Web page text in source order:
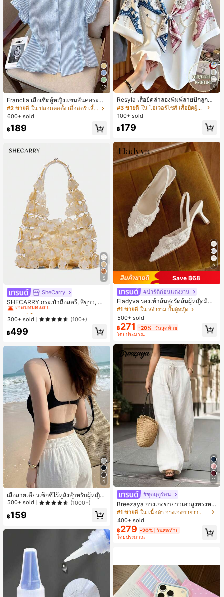
12
Franclia เสื้อเชิ้ตผู้หญิงแขนสั้นคอระบา
ยกระดุมเดี่ยวลายทาง
#2 ขายดี
ใน ปลอกคอตั้ง เสื้อสตรี เสื้อเบลาส์ & Tee
600+ sold
฿189
5
SheCarry
SHECARRY กระเป๋าถือสตรี, สีขาว, แฟ
ชั่น, สง่างาม, วันหยุด, งานปาร์ตี้
#1 ขายดี
เกือบหมดแล้ว!
#1 ขายดี
เกือบหมดแล้ว!
#1 ขายดี
เกือบหมดแล้ว!
#1 ขายดี
ใน บรรยากาศฤดูร้อน กระเป๋าหูหิ้วด้านบนผู้หญิง
เกือบหมดแล้ว!
300+ sold (100+)
฿499
4
เสื้อสายเดี่ยวเซ็กซี่ไร้หลังสำหรับผู้หญิง
พร้อมบราแบบมีฟองน้ำ, เสื้อกล้ามแขน
500+ sold (1000+)
฿159
7
Resyla เสื้อยืดลำลองพิมพ์ลายปักลูกปัด
รูปโบว์ขนาดใหญ่สำหรับผู้หญิง
#3 ขายดี
ใน โอเวอร์ไซส์ เสื้อยืดผู้หญิง
100+ sold
฿179
5
Save ฿68
#ปาร์ตี้ก่อนแต่งงาน
Eladyva รองเท้าส้นสูงรัดส้นผู้หญิงมีดอ
กไม้ประดับตาข่ายเสริมและสามารถสว
มได้สองแบบ ส้นสูง 7 ซม. รูปแบบโรมัน
หรูหรา ส้นเข็ม ลุคเทพนิยาย
#1 ขายดี ใน สง่างาม ปั๊มผู้หญิง
500+ sold
฿271 -20% วันสุดท้าย
โดยประมาณ
11
#ชุดฤดูร้อน
Breezaya กางเกงขายาวเอวสูงทรงหล
วมขาบานสำหรับผู้หญิง สีขาวเรียบหรูส
ไตล์ชิค เหมาะสำหรับใส่เที่ยวทะเล วันห
ยุดพักผ่อนฤดูร้อน ลุคสบายๆ ใส่ได้หลา
ยโอกาสในชีวิตประจำวัน
#1 ขายดี
ใน เนื้อผ้า กางเกงขายาวลำลองผ้า
400+ sold
฿279 -20% วันสุดท้าย
โดยประมาณ